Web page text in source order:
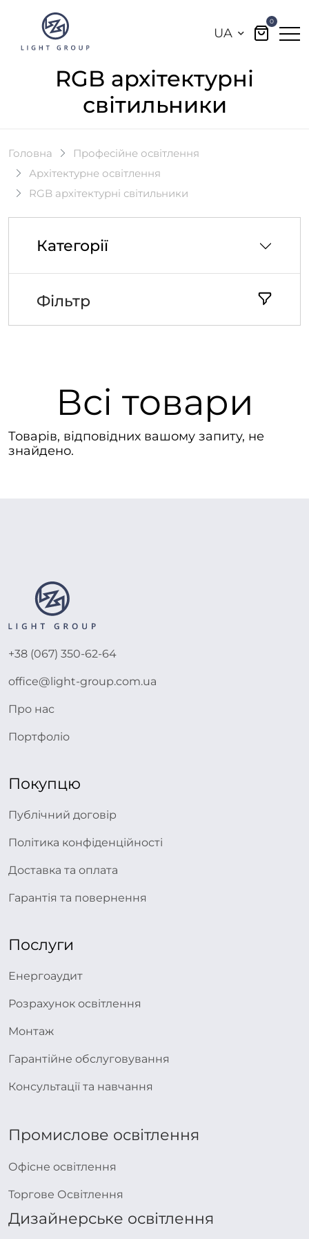
UA
0
RGB архітектурні
світильники
Головна
Професійне освітлення
Архітектурне освітлення
RGB архітектурні світильники
Категорії
Фільтр
Всі товари
Товарів, відповідних вашому запиту, не
знайдено.
+38 (067) 350-62-64
office@light-group.com.ua
Про нас
Портфоліо
Покупцю
Публічний договір
Політика конфіденційності
Доставка та оплата
Гарантія та повернення
Послуги
Енергоаудит
Розрахунок освітлення
Монтаж
Гарантійне обслуговування
Консультації та навчання
Промислове освітлення
Офісне освітлення
Торгове Освітлення
Дизайнерське освітлення